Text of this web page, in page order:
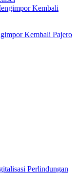
Kembali Pajero
Perlindungan